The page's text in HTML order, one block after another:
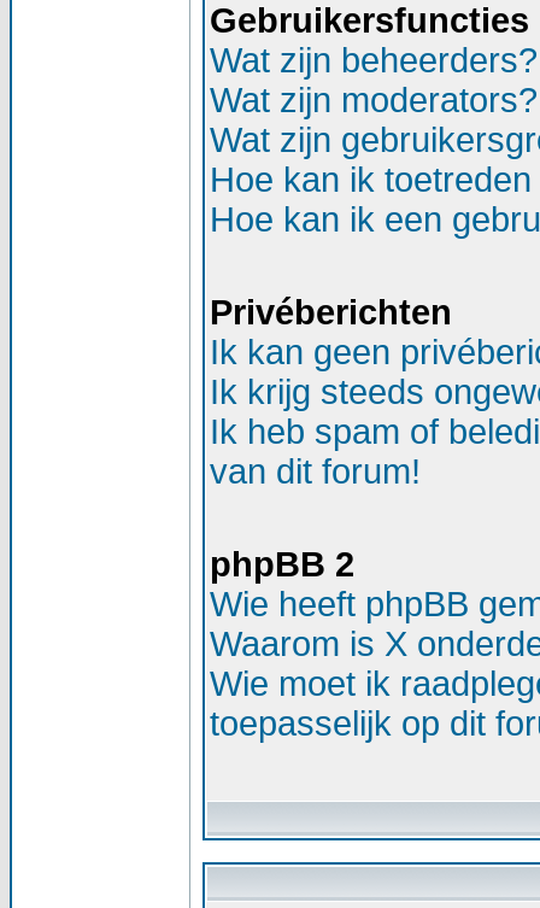
Gebruikersfuncties
Wat zijn beheerders?
Wat zijn moderators?
Wat zijn
Hoe kan ik
Hoe kan ik een
Privéberichten
Ik kan geen
Ik krijg steeds
Ik heb spam of
van dit forum!
phpBB 2
Wie heeft phpBB
Waarom is X
Wie moet ik
toepasselijk op dit